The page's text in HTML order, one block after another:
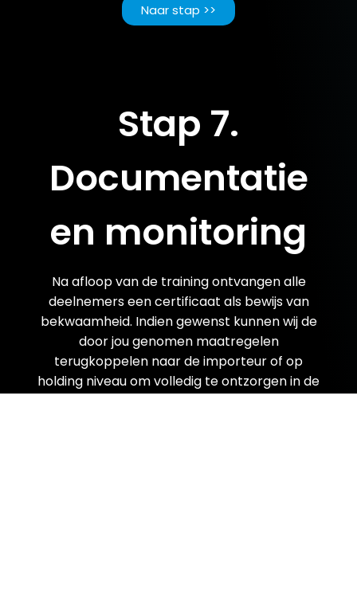
Naar stap >>
Stap 7.
Documentatie
en monitoring
Na afloop van de training ontvangen alle
deelnemers een certificaat als bewijs van
bekwaamheid. Indien gewenst kunnen wij de
door jou genomen maatregelen
terugkoppelen naar de importeur of op
holding niveau om volledig te ontzorgen in de